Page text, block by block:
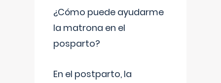
¿Cómo puede ayudarme
la matrona en el
posparto?
En el postparto, la